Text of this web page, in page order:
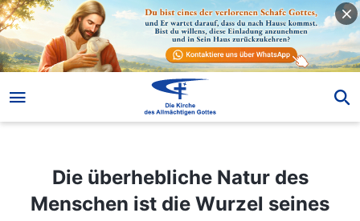
Die überhebliche Natur des
Menschen ist die Wurzel seines